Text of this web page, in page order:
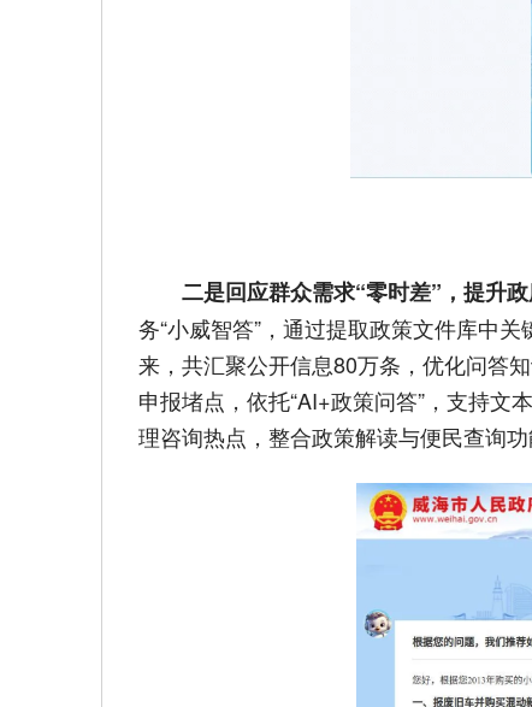
二是回应群众需求“零时差”，提升政
务“小威智答”，通过提取政策文件库中
来，共汇聚公开信息80万条，优化问答
申报堵点，依托“AI+政策问答”，支持
理咨询热点，整合政策解读与便民查询